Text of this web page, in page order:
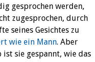
gesprochen werden,
zugesprochen, durch
seines Gesichtes zu
wie ein Mann. Aber
sie gespannt, wie das